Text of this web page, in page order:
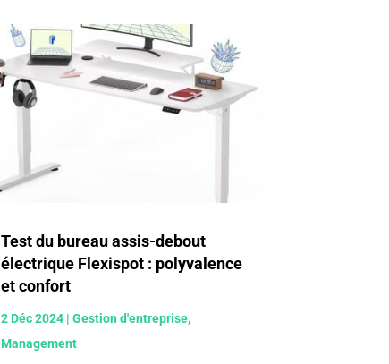
Test du bureau assis-debout
électrique Flexispot : polyvalence
et confort
2 Déc 2024| Gestion d'entreprise,
Management